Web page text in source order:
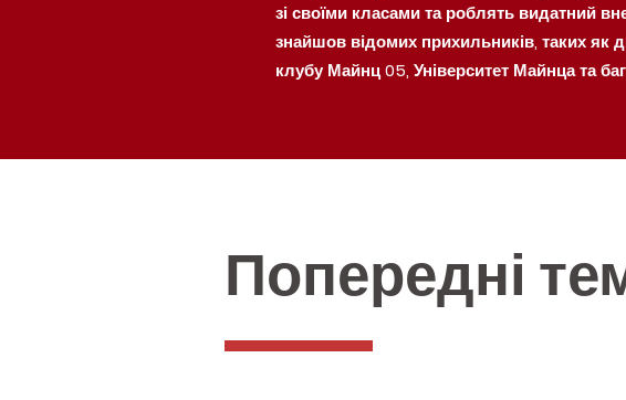
зі своїми класами та роблять видатний
знайшов відомих прихильників, таких
клубу Майнц 05, Університет Майнца та
Попередні